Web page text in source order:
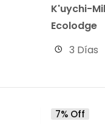
K'uychi-
Ecolodge
3 Días
7% Off